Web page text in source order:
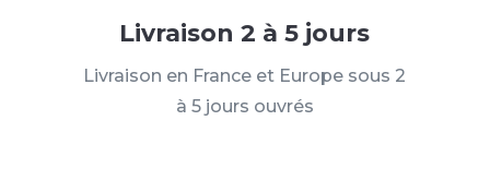
Livraison 2 à 5 jours
Livraison en France et Europe sous 2
à 5 jours ouvrés